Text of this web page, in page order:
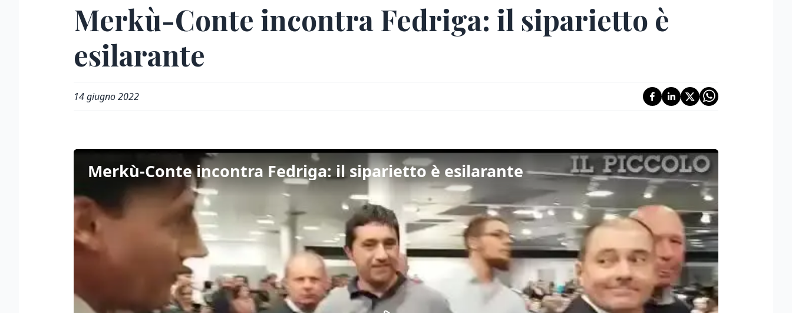
Merkù-Conte incontra Fedriga: il siparietto è
esilarante
14 giugno 2022
Merkù-Conte incontra Fedriga: il siparietto è esilarante